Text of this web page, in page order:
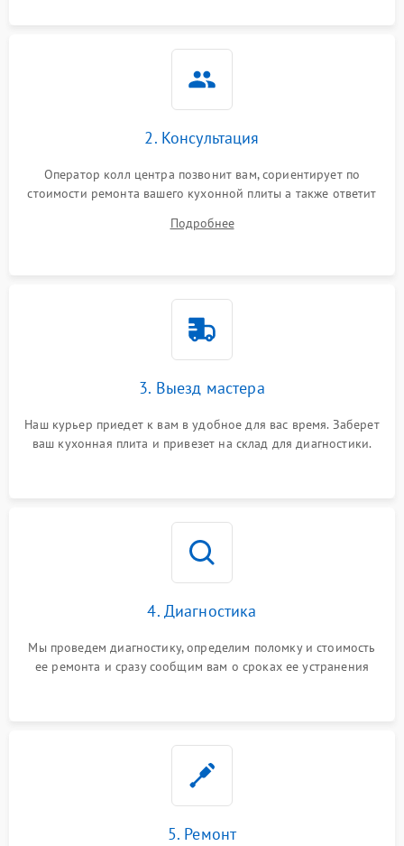
2. Консультация
Оператор колл центра позвонит вам, сориентирует по
стоимости ремонта вашего кухонной плиты а также ответит
Подробнее
3. Выезд мастера
Наш курьер приедет к вам в удобное для вас время. Заберет
ваш кухонная плита и привезет на склад для диагностики.
4. Диагностика
Мы проведем диагностику, определим поломку и стоимость
ее ремонта и сразу сообщим вам о сроках ее устранения
5. Ремонт